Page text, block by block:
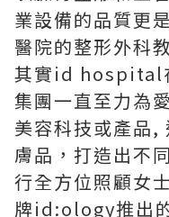
業設備的品質更
醫院的整形外科
其實id hospital
集團一直至力為
美容科技或產品,
膚品，打造出不
行全方位照顧女
牌id:ology推出